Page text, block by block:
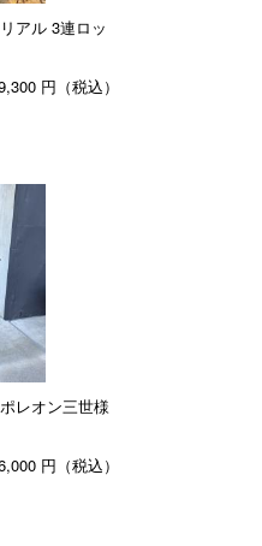
アル 3連ロッ
円（税込）
レオン三世様
円（税込）